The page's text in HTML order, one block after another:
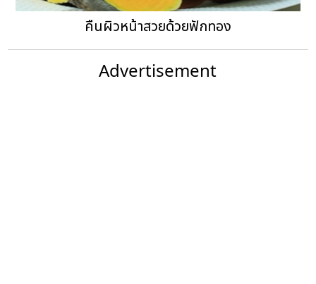
คืนผิวหน้าสวยด้วยฟักทอง
Advertisement